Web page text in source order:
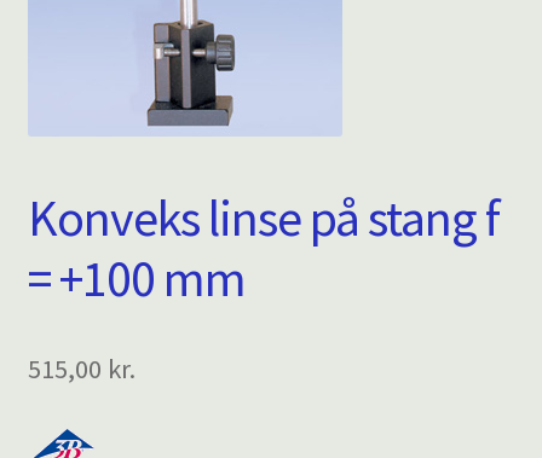
Konveks linse på stang f
= +100 mm
515,00 kr.